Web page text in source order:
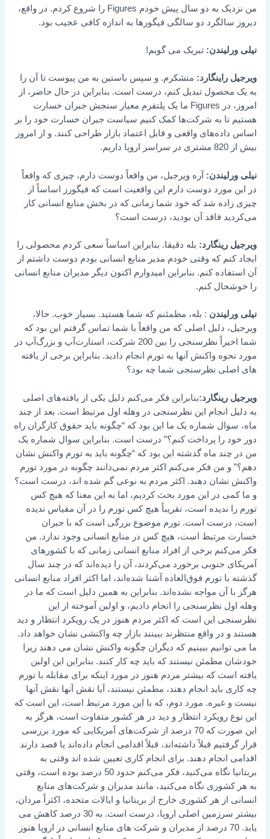
من نزدیک به دو سال پیش خودم Figures را شروع کردم. در واقع،
دیروز سالگرد دو سالگی فیگورها به اندازه کافی عجیب بود.
نیلی ورلیندن: تبریک می گویم!
ویرجیل راینگارد: متشکرم. و سپس باستین به من پیوست تا آن را
به یک محصول تبدیل کنم، درست است. بنابراین در حال حاضر، از
امروز، در Figures ما یک پلتفرم معیار سنجش جبران خسارت
هستیم تا به شرکت‌ها کمک کنیم سیاست جبران خسارت خود را بر
اساس داده‌های واقعی و قابل اعتماد بازار طراحی کنند. و از امروز
بیش از 820 مشتری در سراسر اروپا داریم.
نیلی ورلیندن: آره ویرجیل، من واقعاً دوست دارم، چیزی که واقعاً
در این مورد دوست دارم این واقعیت است که فیگورز اساساً از
چیزی زاده شد که خود شما زمانی که در بخش منابع انسانی کار
می‌کردید فاقد آن بودید، درست است؟
ویرجیل رینگارد: بله دقیقا. بنابراین اساساً سعی کردم محصولی را
ایجاد کنم که وقتی خودم مدیر منابع انسانی بودم دوست داشتم از
آن استفاده کنم. بنابراین امیدوارم اکنون دیگر مدیران منابع انسانی
را خوشحال کنم.
نیلی ورلیندن : بله، مطمئنم که شما هستید. بسیار خوب. حالا،
ویرجیل، دلیل اصلی که من واقعاً با شما تماس گرفتم این بود که
شما اخیراً نظرسنجی را بین 200 شرکت، استارت‌آپ و بزرگ‌آپ در
مورد نحوه واکنش آنها به تورم انجام دادید. بنابراین برخی از یافته
های اصلی نظرسنجی شما چه بود؟
ویرجیل رینگارد:بنابراین فکر می‌کنم دلیل یکی از یافته‌های اصلی
به دلیل انجام این نظرسنجی در وهله اول مرتبط است. بعد از چند
ماه، سوال شماره یک ما این بود که “چگونه باید حقوق کارگران راه
دور خود را پرداخت کنم؟” درست است. بنابراین سوال شماره یک
من در چند ماه گذشته این بود که “چگونه باید به تورم واکنش نشان
دهم؟” و من فکر می‌کنم اکثر مردم نمی‌دانند چگونه در مورد تورم
واکنش نشان دهند. اکثر مردم به نوعی گم شده اند، درست است؟
و ما کمی در این مورد بحث کردیم، اما به این معنا که هیچ کس
تورم را ندیده است، تقریباً هیچ کس تورم را در آن مقیاس ندیده
است، درست است. تورم موضوع بزرگی است که با جبران
خسارت مرتبط است، هیچ کس در منابع انسانی وجود ندارد. من
فکر می‌کنم برخی از افراد منابع انسانی زمانی که با کشورهای
آمریکای جنوبی برخورد می‌کردند، آن را دیده‌اند که در چند سال
گذشته با تورم فوق‌العاده آشنا شده‌اند، اما اکثر افراد منابع انسانی
هرگز با آن مواجه نشده‌اند. بنابراین به همین دلیل است که ما در
وهله اول نظرسنجی را انجام دادیم، و اولین آموخته از این
نظرسنجی این است که اکثر مردم هنوز در یک رویکرد انتظار و دید
هستند و در واقع منتظرند ببینند بازار چه واکنشی نشان خواهد داد.
ما می توانیم ببینیم که دیگران چگونه واکنش نشان می دهند زیرا
خودشان مطمئن نیستند که باید چه کار کنند. بنابراین این اولین
یافته است که بیشتر مردم هنوز در مورد اینکه برای مقابله با تورم
چه کاری باید انجام دهند، مطمئن نیستند، آیا نقش آنها نقش آنها
نیست و غیره. مورد دوم، که با این مورد مرتبط است، این است که
این نوع رویکرد انتظار و دید در هر کشور متفاوت است، هرگز به
این صورت که 70 درصد از شرکت‌های آمریکایی که مورد بررسی
قرار گرفتیم قبلاً داشته‌اند، قبلاً اقدامی انجام داده‌اند یا قصد دارند
اقدامی انجام دهند. برای انجام کاری تعیین شده اند وقتی به
بریتانیا نگاه می‌کنید، فکر می‌کنم حدود 50 درصد بوده است، وقتی
به هر کشوری نگاه می‌کنید، مانند مدیران و شرکت‌های منابع
انسانی از هر کشوری خارج از بریتانیا و ایالات متحده، اکثراً مردان،
بیشتر سرزمین اصلی اروپا، درست است. به 30 درصد کاهش می
یابد. 70 درصد از مدیران و شرکت های منابع انسانی در اروپا هنوز